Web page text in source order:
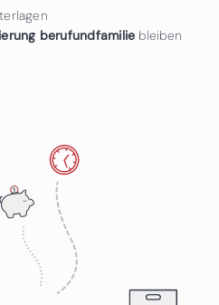
berufundfamilie bleiben